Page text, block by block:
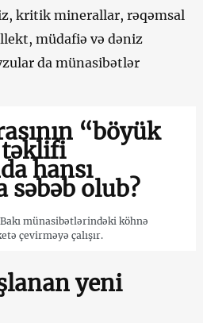
kritik minerallar, rəqəmsal
müdafiə və dəniz
da münasibətlər
“böyük
təklifi
hansı
səbəb olub?
münasibətlərindəki köhnə
çevirməyə çalışır.
yeni